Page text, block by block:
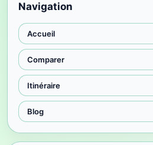
Navigation
Accueil
Comparer
Itinéraire
Blog